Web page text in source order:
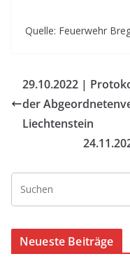
Quelle: Feuerwehr
29.10.2022 |
der
Liechtenstein
Neueste Beiträge